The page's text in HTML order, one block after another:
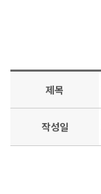
제목
작성일